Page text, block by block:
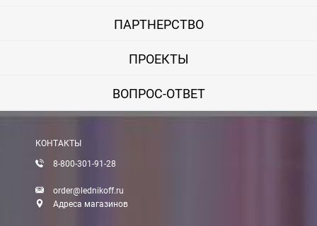
ПАРТНЕРСТВО
ПРОЕКТЫ
ВОПРОС-ОТВЕТ
КОНТАКТЫ
8-800-301-91-28
order@lednikoff.ru
Адреса магазинов